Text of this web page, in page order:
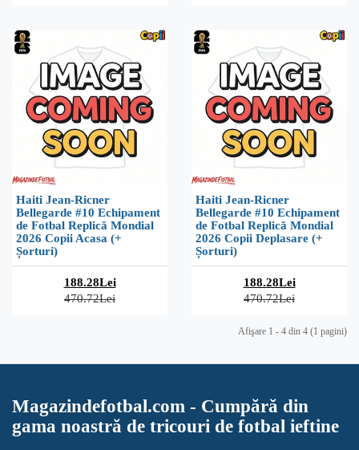
Haiti Jean-Ricner
Bellegarde #10 Echipament
de Fotbal Replică Mondial
2026 Copii Acasa (+
Șorturi)
188.28Lei
470.72Lei
Haiti Jean-Ricner
Bellegarde #10 Echipament
de Fotbal Replică Mondial
2026 Copii Deplasare (+
Șorturi)
188.28Lei
470.72Lei
Afişare 1 - 4 din 4 (1 pagini)
Magazindefotbal.com - Cumpără din
gama noastră de tricouri de fotbal ieftine